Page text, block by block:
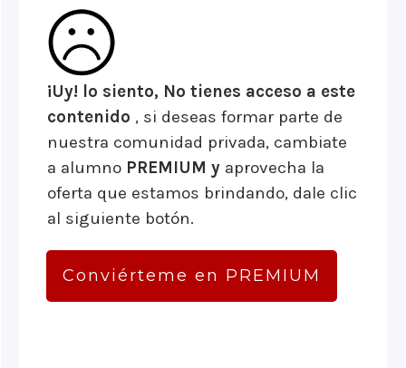
¡Uy! lo siento, No tienes acceso a este
contenido , si deseas formar parte de
nuestra comunidad privada, cambiate
a alumno PREMIUM y aprovecha la
oferta que estamos brindando, dale clic
al siguiente botón.
Conviérteme en PREMIUM